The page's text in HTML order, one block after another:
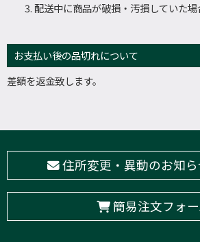
配送中に商品が破損・汚損していた場
お支払い後の品切れについて
差額を返金致します。
住所変更・異動のお知
簡易注文フォ